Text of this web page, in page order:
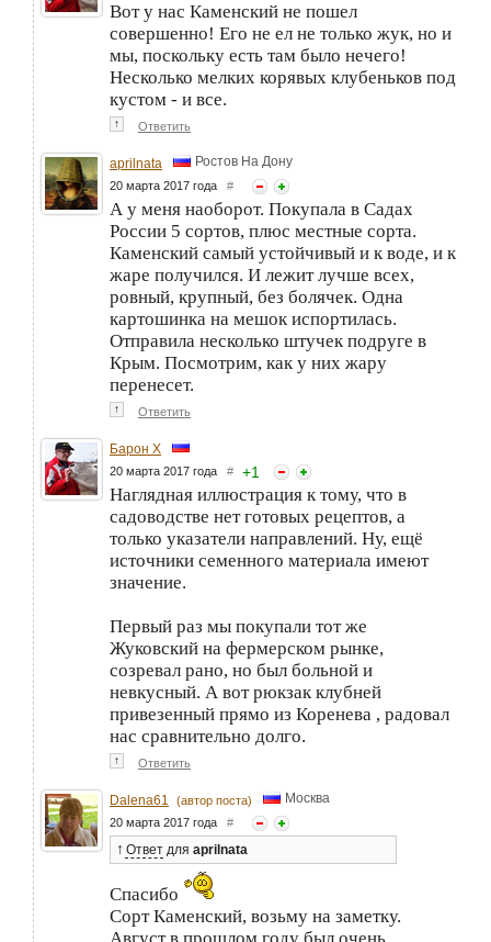
Вот у нас Каменский не пошел
совершенно! Его не ел не только жук, но и
мы, поскольку есть там было нечего!
Несколько мелких корявых клубеньков под
кустом - и все.
↑ Ответить
aprilnata Ростов На Дону
20 марта 2017 года #
А у меня наоборот. Покупала в Садах
России 5 сортов, плюс местные сорта.
Каменский самый устойчивый и к воде, и к
жаре получился. И лежит лучше всех,
ровный, крупный, без болячек. Одна
картошинка на мешок испортилась.
Отправила несколько штучек подруге в
Крым. Посмотрим, как у них жару
перенесет.
↑ Ответить
Барон Х
20 марта 2017 года # +1
Наглядная иллюстрация к тому, что в
садоводстве нет готовых рецептов, а
только указатели направлений. Ну, ещё
источники семенного материала имеют
значение.
Первый раз мы покупали тот же
Жуковский на фермерском рынке,
созревал рано, но был больной и
невкусный. А вот рюкзак клубней
привезенный прямо из Коренева , радовал
нас сравнительно долго.
↑ Ответить
Dalena61 (автор поста) Москва
20 марта 2017 года #
↑ Ответ для aprilnata
Спасибо
Сорт Каменский, возьму на заметку.